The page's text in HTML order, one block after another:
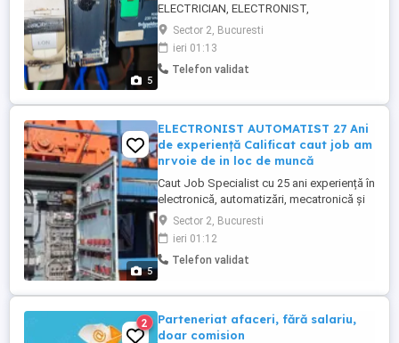
5
ELECTRICIAN, ELECTRONIST,
AUTOMATIST, ELECTROMECANIC,
TEHNICIAN SISTEME DE SECURITATE
ARTS. AM 26 ANI DE EXPERIENȚĂ Sunt
dispus pt deplasari interventii rapide non-
conducere Dețin scule piese componente
Sector 2, Bucuresti
ieri 01:13
Telefon validat
5
ELECTRONIST AUTOMATIST 27 Ani
de experiență Calificat caut job am
nrvoie de in loc de muncă
Caut Job Specialist cu 25 ani experiență în
electronică, automatizări, mecatronică și
reparații industriale Sunt un electronist cu
26 de ani de experiență practică în
depanarea și modernizarea sistemelor
industriale. Ofer soluții complete pentru
speciale și panouri ...
Sector 2, Bucuresti
ieri 01:12
Telefon validat
2
Parteneriat afaceri, fără salariu,
doar comision